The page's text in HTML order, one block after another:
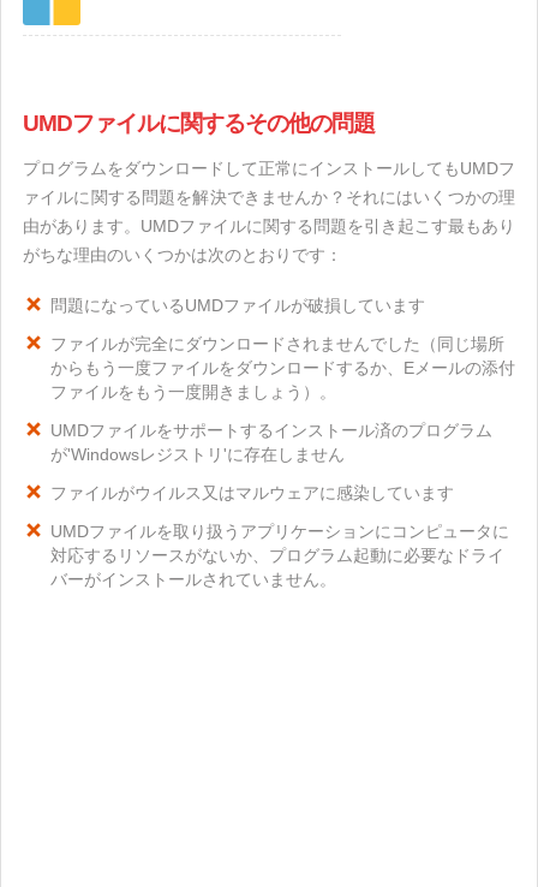
UMDファイルに関するその他の問題
プログラムをダウンロードして正常にインストールしてもUMDフ
ァイルに関する問題を解決できませんか？それにはいくつかの理
由があります。UMDファイルに関する問題を引き起こす最もあり
がちな理由のいくつかは次のとおりです：
問題になっているUMDファイルが破損しています
ファイルが完全にダウンロードされませんでした（同じ場所
からもう一度ファイルをダウンロードするか、Eメールの添付
ファイルをもう一度開きましょう）。
UMDファイルをサポートするインストール済のプログラム
が'Windowsレジストリ'に存在しません
ファイルがウイルス又はマルウェアに感染しています
UMDファイルを取り扱うアプリケーションにコンピュータに
対応するリソースがないか、プログラム起動に必要なドライ
バーがインストールされていません。